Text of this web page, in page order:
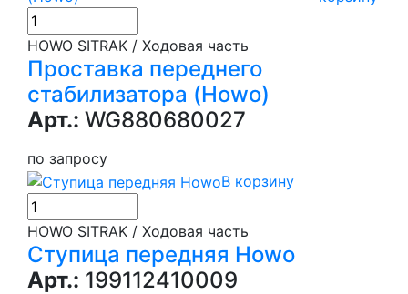
HOWO SITRAK / Ходовая часть
Проставка переднего
стабилизатора (Howo)
Арт.: WG880680027
по запросу
В корзину
HOWO SITRAK / Ходовая часть
Ступица передняя Howo
Арт.: 199112410009